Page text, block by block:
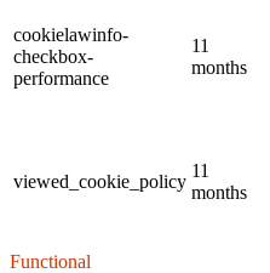
cookielawinfo-
checkbox-
performance
11
months
viewed_cookie_policy
11
months
Functional